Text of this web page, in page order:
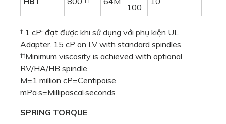
100
† 1 cP: đạt được khi sử dụng với phụ kiện UL
Adapter. 15 cP on LV with standard spindles.
††Minimum viscosity is achieved with optional
RV/HA/HB spindle.
M=1 million cP=Centipoise
mPa·s=Millipascal·seconds
SPRING TORQUE